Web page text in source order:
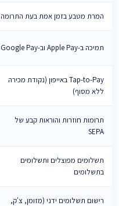
המרת מטבע בזמן אמת בעת התרומה
תמיכה ב-Apple Pay וב-Google Pay
Tap-to-Pay באייפון (נקודת מכירה
ללא מסוף)
תרומות חוזרות והוראות קבע של
SEPA
תשלומים מפוצלים ותשלומים
בתשלומים
רישום תשלומים ידני (מזומן, צ'ק,